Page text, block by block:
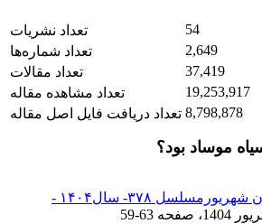
تعداد نشریات
54
تعداد شماره‌ها
2,649
تعداد مقالات
37,419
تعداد مشاهده مقاله
19,253,917
تعداد دریافت فایل اصل مقاله 8,798,878
موساد بود؟
دوره 34، مجله پیام زن شهریورمسلسل ۳۷۸- سال۱۴۰۴ -
1404 ، صفحه 59-63